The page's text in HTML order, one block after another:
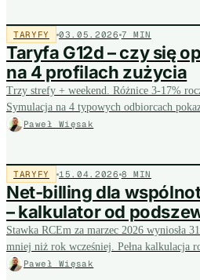
TARYFY 03.05.2026 7 MIN
Taryfa G12d – czy się
na 4 profilach zużycia
Trzy strefy + weekend. Różnice 3-17%
Symulacja na 4 typowych odbiorcach
sens, a dla kogo G12d to drogi błąd.
Paweł Więsak
TARYFY 15.04.2026 8 MIN
Net-billing dla
– kalkulator od
Stawka RCEm za marzec 2026 wyniosła
mniej niż rok wcześniej. Pełna kalkulacja
lokalowej z instalacją PV 32 kWp i co
Paweł Więsak